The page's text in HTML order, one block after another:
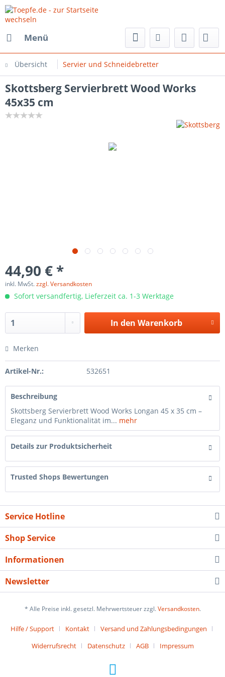
Menü
Übersicht Servier und Schneidebretter
Skottsberg Servierbrett Wood Works
45x35 cm
44,90 € *
inkl. MwSt.zzgl. Versandkosten
Sofort versandfertig, Lieferzeit ca. 1-3 Werktage
In den Warenkorb
Merken
Artikel-Nr.: 532651
Beschreibung
Skottsberg Servierbrett Wood Works Longan 45 x 35 cm –
Eleganz und Funktionalität im... mehr
Details zur Produktsicherheit
Trusted Shops Bewertungen
Service Hotline
Shop Service
Informationen
Newsletter
* Alle Preise inkl. gesetzl. Mehrwertsteuer zzgl.Versandkosten.
Hilfe / Support Kontakt
Versand und Zahlungsbedingungen
Widerrufsrecht
Datenschutz AGB Impressum